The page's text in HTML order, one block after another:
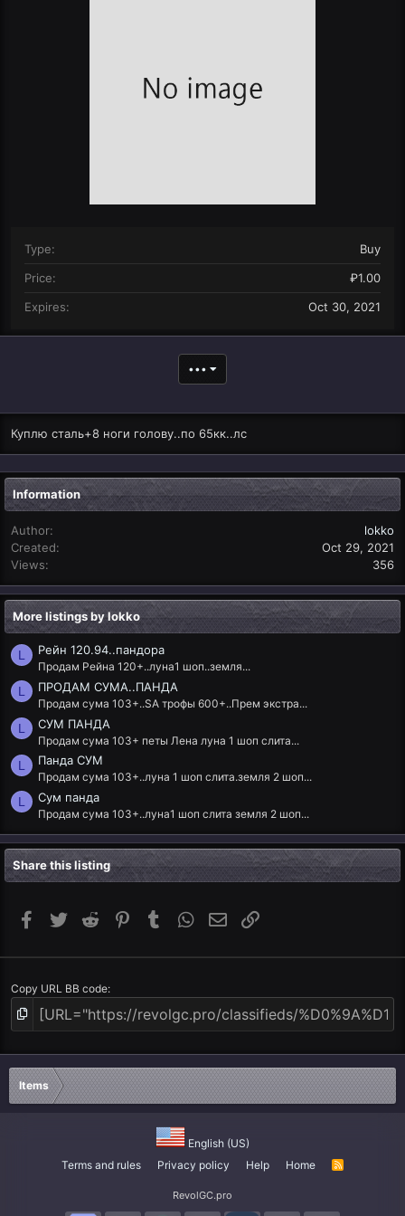
Type
Buy
Price
₽1.00
Expires
Oct 30, 2021
•••
Куплю сталь+8 ноги голову..по 65кк..лс
Information
Author
lokko
Created
Oct 29, 2021
Views
356
More listings by lokko
L Рейн 120.94..пандора
Продам Рейна 120+..луна1 шоп..земля...
L ПРОДАМ СУМА..ПАНДА
Продам сума 103+..SA трофы 600+..Прем экстра...
L СУМ ПАНДА
Продам сума 103+ петы Лена луна 1 шоп слита...
L Панда СУМ
Продам сума 103+..луна 1 шоп слита.земля 2 шоп...
L Сум панда
Продам сума 103+..луна1 шоп слита земля 2 шоп...
Share this listing
Facebook
TwitterReddit PinterestTumblr WhatsApp
Email Link
Copy URL BB code
Items
English (US)
Terms and rules
Privacy policy Help Home
R
RevolGC.pro